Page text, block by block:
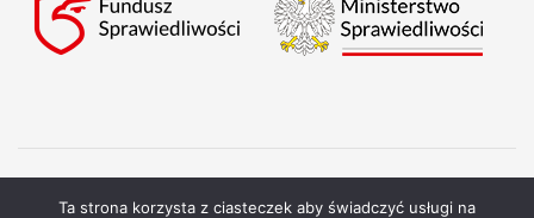
Ta strona korzysta z ciasteczek aby świadczyć usługi na